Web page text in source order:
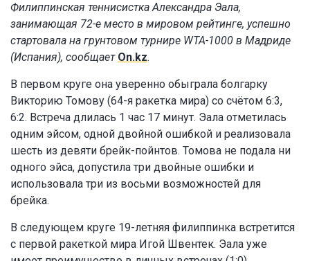
Филиппинская теннисистка Александра Эала,
занимающая 72-е место в мировом рейтинге, успешно
стартовала на грунтовом турнире WTA-1000 в Мадриде
(Испания), сообщает On.kz.
В первом круге она уверенно обыграла болгарку
Викторию Томову (64-я ракетка мира) со счётом 6:3,
6:2. Встреча длилась 1 час 17 минут. Эала отметилась
одним эйсом, одной двойной ошибкой и реализовала
шесть из девяти брейк-пойнтов. Томова не подала ни
одного эйса, допустила три двойные ошибки и
использовала три из восьми возможностей для
брейка.
В следующем круге 19-летняя филиппинка встретится
с первой ракеткой мира Игой Швентек. Эала уже